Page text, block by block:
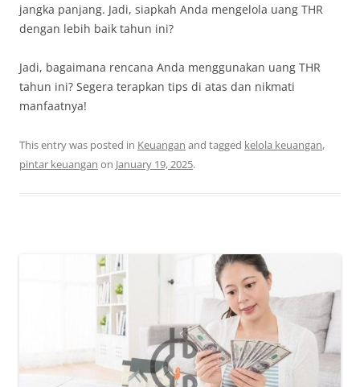
jangka panjang. Jadi, siapkah Anda mengelola uang THR
dengan lebih baik tahun ini?
Jadi, bagaimana rencana Anda menggunakan uang THR
tahun ini? Segera terapkan tips di atas dan nikmati
manfaatnya!
This entry was posted in Keuangan and tagged kelola keuangan,
pintar keuangan on January 19, 2025.